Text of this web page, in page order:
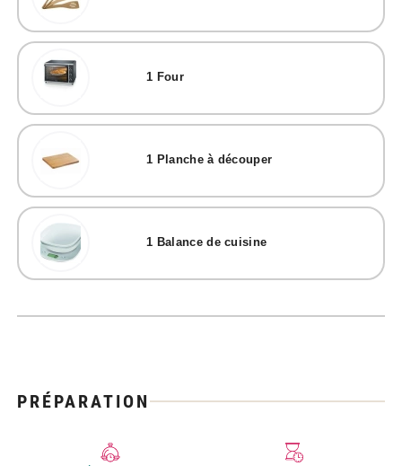
1 Four
1 Planche à découper
1 Balance de cuisine
PRÉPARATION